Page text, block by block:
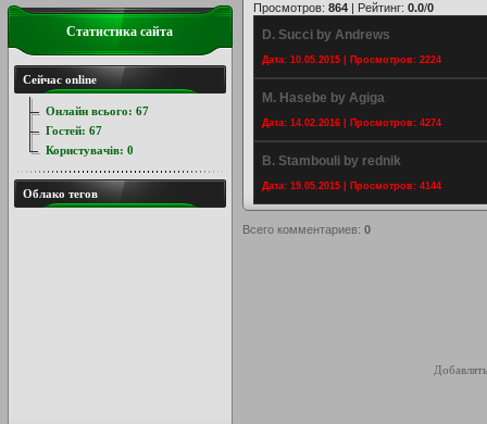
Просмотров: 864 | Рейтинг: 0.0/0
D. Succi by Andrews
Дата: 10.05.2015 | Просмотров: 2224
M. Hasebe by Agiga
Дата: 14.02.2016 | Просмотров: 4274
B. Stambouli by rednik
Дата: 19.05.2015 | Просмотров: 4144
Всего комментариев: 0
Статистика сайта
Сейчас online
Онлайн всього: 67
Гостей: 67
Користувачів: 0
Облако тегов